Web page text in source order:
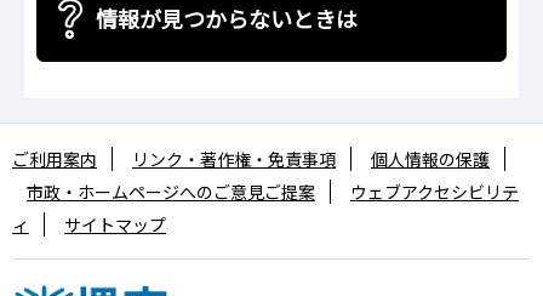
情報が見つからないときは
ご利用案内 リンク・著作権・免責事項
個人情報の保護
市政・ホームページへのご意見ご提案
ウェブアクセシビリテ
ィ
サイトマップ